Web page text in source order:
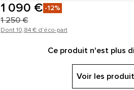
1 090 € -12%
1 250 €
Dont 10,84 € d'éco-part
Ce produit n'est plus
Voir les